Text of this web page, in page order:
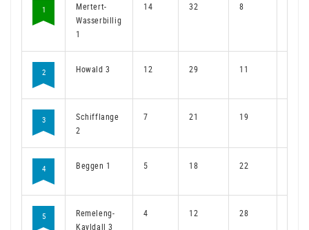
1
Mertert-
Wasserbillig
1
14 32 8
2 Howald 3 12 29 11
3
Schifflange
2
7 21 19
4 Beggen 1 5 18 22
5
Remeleng-
Kayldall 3
4 12 28